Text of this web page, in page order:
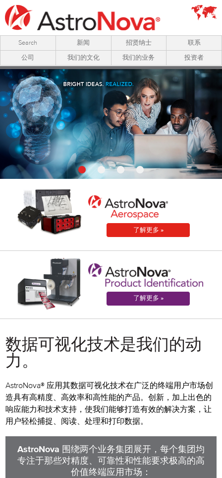
Search 新闻 招贤纳士 联系
公司 我们的文化 我们的业务 投资者
了解更多 »
了解更多 »
数据可视化技术是我们的动
力。
AstroNova® 应用其数据可视化技术在广泛的终端用户市场创
造具有高精度、高效率和高性能的产品。创新，加上出色的
响应能力和技术支持，使我们能够打造有效的解决方案，让
用户轻松捕捉、阅读、处理和打印数据。
AstroNova 围绕两个业务集团展开，每个集团均
专注于那些对精度、可靠性和性能要求极高的高
价值终端应用市场：